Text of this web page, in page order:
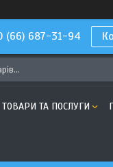
(66) 687-31-94
ТОВАРИ ТА ПОСЛУГИ